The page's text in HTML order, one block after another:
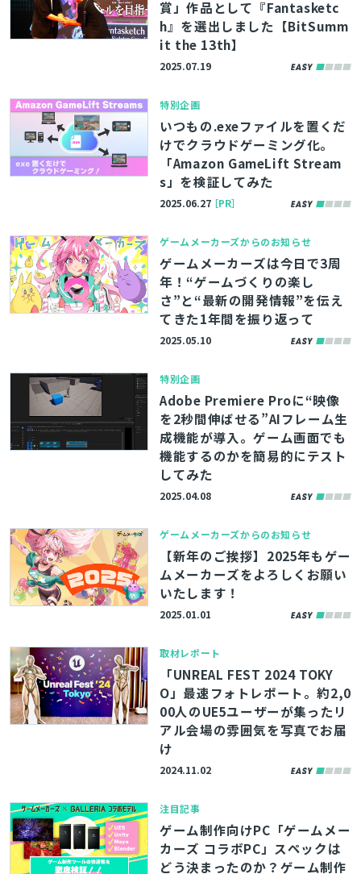
賞」作品として『Fantasketc
h』を選出しました【BitSumm
it the 13th】
2025.07.19
特別企画
いつもの.exeファイルを置くだ
けでクラウドゲーミング化。
「Amazon GameLift Stream
s」を検証してみた
2025.06.27［PR］
ゲームメーカーズからのお知らせ
ゲームメーカーズは今日で3周
年！“ゲームづくりの楽し
さ”と“最新の開発情報”を伝え
てきた1年間を振り返って
2025.05.10
特別企画
Adobe Premiere Proに“映像
を2秒間伸ばせる”AIフレーム生
成機能が導入。ゲーム画面でも
機能するのかを簡易的にテスト
してみた
2025.04.08
ゲームメーカーズからのお知らせ
【新年のご挨拶】2025年もゲー
ムメーカーズをよろしくお願い
いたします！
2025.01.01
取材レポート
「UNREAL FEST 2024 TOKY
O」最速フォトレポート。約2,0
00人のUE5ユーザーが集ったリ
アル会場の雰囲気を写真でお届
け
2024.11.02
注目記事
ゲーム制作向けPC「ゲームメー
カーズ コラボPC」スペックは
どう決まったのか？ゲーム制作